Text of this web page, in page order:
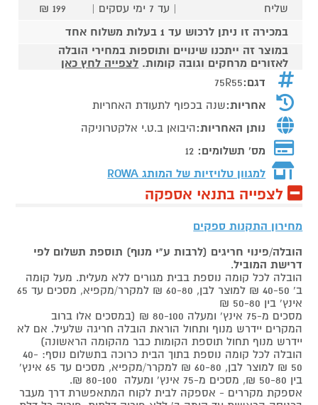
שליח
| עד 7 ימי עסקים |
199 ₪
במכירה זו ניתן לרכוש עד 1 בעלות משלוח אחד
במוצר זה ייתכנו שינויים ותוספות במחירי הובלה
לאזורים מרחקים וגובה קומות. לצפייה לחץ כאן
דגם:75R55
אחריות:שנה בכפוף לתעודת האחריות
נותן האחריות:היבואן ב.ט.י אלקטרוניקה
מס' תשלומים: 12
למגוון טלויזיות של המותג ROWA
לצפייה בתנאי אספקה
מחירון התקנות ספקים
הובלה/פינוי חריגים (לרבות ע"י מנוף) תוספת תשלום לפי
דרישת המוביל.
הובלה לכל קומה נוספת בבית מגורים ללא מעלית. מעל קומה
ב' 40-50 ₪ למוצר לבן, 60-80 ₪ למקרר/מקפיא, מסכים עד 65
אינץ' בין 50-80 ₪
מסכים מ-75 אינץ' ומעלה 80-100 ₪ (במסכים אלו ברוב
המקרים יידרש מנוף ותחול הוראת הובלה חריגה שלעיל. אם לא
יידרש מנוף תחול תוספת הקומות כבר מהקומה הראשונה)
הובלה לכל קומה נוספת בתוך הבית כרוכה בתשלום נוסף: 40-
50 ₪ למוצר לבן, 60-80 ₪ למקרר/מקפיא, מסכים עד 65 אינץ'
בין 50-80 ₪, מסכים מ-75 אינץ' ומעלה 80-100 ₪.
אספקת מקררים - אספקה לבית לקוח המתאפשרת דרך מעבר